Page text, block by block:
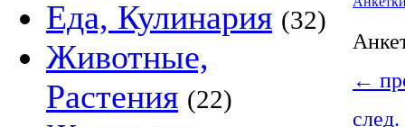
Еда, Кулинария (32)
Животные,
Растения (22)
←